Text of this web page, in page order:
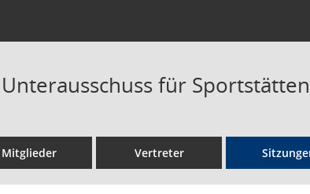
für
Mitglieder Vertreter